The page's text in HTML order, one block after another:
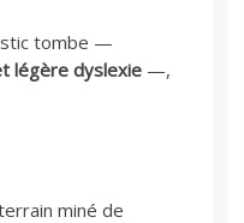
tombe —
légère dyslexie —,
miné de